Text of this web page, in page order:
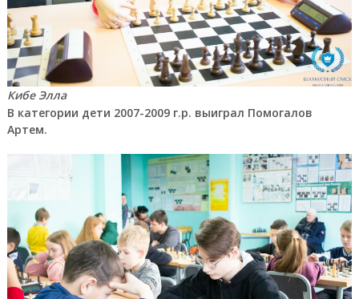
Кибе Элла
В категории дети 2007-2009 г.р. выиграл Помогалов
Артем.